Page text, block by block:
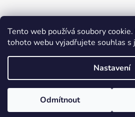
Tento web používá soubory
tohoto webu vyjadřujete souhlas s
Nastavení
Odmítnout
Vytvořil
Copyright 2026SVATEBNÍ
práva